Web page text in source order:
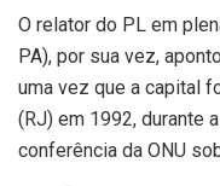
O relator do PL em
PA), por sua vez,
uma vez que a capital
(RJ) em 1992, durante
conferência da ONU